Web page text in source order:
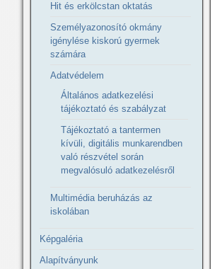
Hit és erkölcstan oktatás
Személyazonosító okmány
igénylése kiskorú gyermek
számára
Adatvédelem
Általános adatkezelési
tájékoztató és szabályzat
Tájékoztató a tantermen
kívüli, digitális munkarendben
való részvétel során
megvalósuló adatkezelésről
Multimédia beruházás az
iskolában
Képgaléria
Alapítványunk